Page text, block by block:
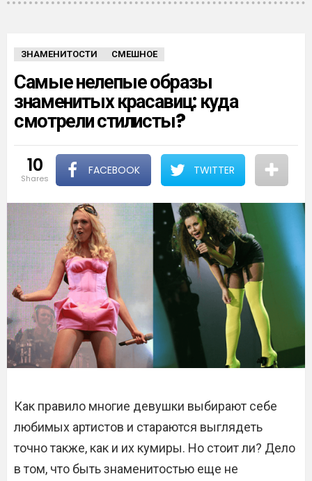
ЗНАМЕНИТОСТИ СМЕШНОЕ
Самые нелепые образы
знаменитых красавиц: куда
смотрели стилисты?
10
shares
FACEBOOK TWITTER
Как правило многие девушки выбирают себе
любимых артистов и стараются выглядеть
точно также, как и их кумиры. Но стоит ли? Дело
в том, что быть знаменитостью еще не